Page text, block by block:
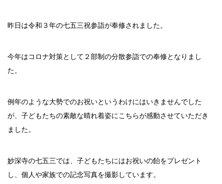
昨日は令和３年の七五三祝参詣が奉修されました。
今年はコロナ対策として２部制の分散参詣での奉修となりまし
た。
例年のような大勢でのお祝いというわけにはいきませんでした
が、子どもたちの素敵な晴れ着姿にこちらが感動させていただき
ました。
妙深寺の七五三では、子どもたちにはお祝いの飴をプレゼント
し、個人や家族での記念写真を撮影しています。